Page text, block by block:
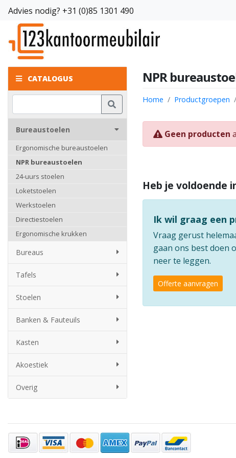
Advies nodig? +31 (0)85 1301 490
CATALOGUS
Bureaustoelen
Ergonomische bureaustoelen
NPR bureaustoelen
24-uurs stoelen
Loketstoelen
Werkstoelen
Directiestoelen
Ergonomische krukken
Bureaus
Tafels
Stoelen
Banken & Fauteuils
Kasten
Akoestiek
Overig
NPR
Home Productgroepen
Geen producten
Heb je voldoende
Ik wil graag een
Vraag gerust
gaan ons best doen
neer te leggen.
Offerte aanvragen